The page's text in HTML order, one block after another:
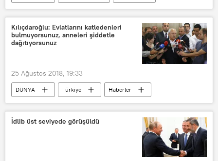
Asya & Pasifik
Haberler
POLİTİKA
Gürcistan
Rusya
Güney Osetya
Angela Merkel
Kılıçdaroğlu: Evlatlarını katledenleri
bulmuyorsunuz, anneleri şiddetle
dağıtıyorsunuz
25 Ağustos 2018, 19:33
DÜNYA Türkiye
Haberler
POLİTİKA
TÜRKİYE
İstanbul
Ankara
Baki Özilhan
İdlib üst seviyede görüşüldü